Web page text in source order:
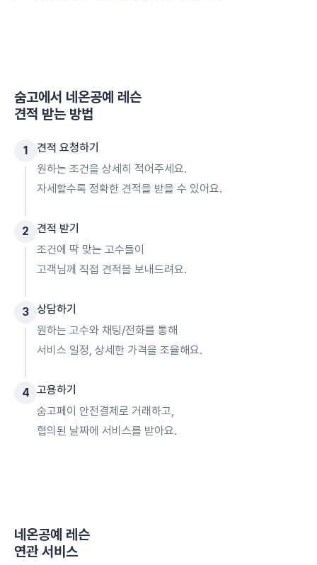
숨고에서 네온공예 레슨
견적 받는 방법
1
견적 요청하기
원하는 조건을 상세히 적어주세요.
자세할수록 정확한 견적을 받을 수 있어요.
2
견적 받기
조건에 딱 맞는 고수들이
고객님께 직접 견적을 보내드려요.
3 상담하기
원하는 고수와 채팅/전화를 통해
서비스 일정, 상세한 가격을 조율해요.
4 고용하기
숨고페이 안전결제로 거래하고,
협의된 날짜에 서비스를 받아요.
네온공예 레슨
연관 서비스